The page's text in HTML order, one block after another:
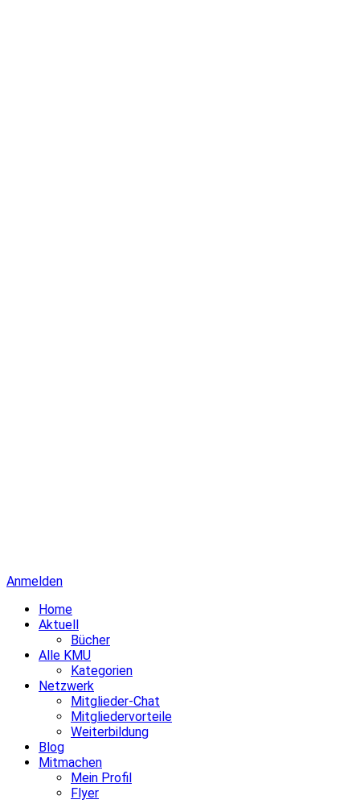
Anmelden
Home
Aktuell
Bücher
Alle KMU
Kategorien
Netzwerk
Mitglieder-Chat
Mitgliedervorteile
Weiterbildung
Blog
Mitmachen
Mein Profil
Flyer